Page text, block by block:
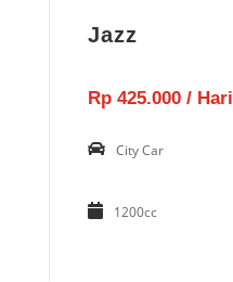
Jazz
Rp 425.000 / Hari
City Car
1200cc